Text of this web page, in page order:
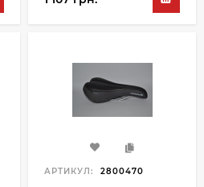
АРТИКУЛ: 2800470